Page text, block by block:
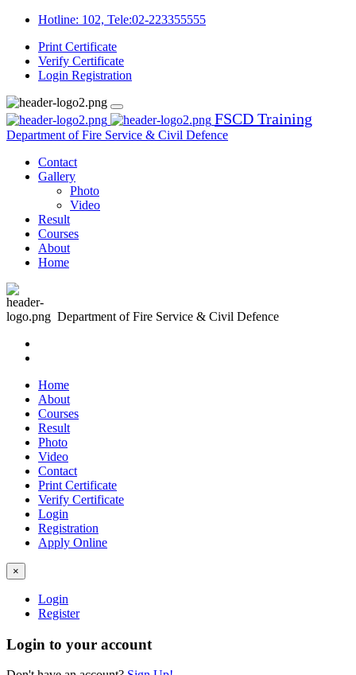
Hotline: 102, Tele:02-223355555
Print Certificate
Verify Certificate
Login Registration
FSCD Training
Department of Fire Service & Civil Defence
Contact
Gallery
Photo
Video
Result
Courses
About
Home
Department of Fire Service & Civil Defence
Home
About
Courses
Result
Photo
Video
Contact
Print Certificate
Verify Certificate
Login
Registration
Apply Online
×
Login
Register
Login to your account